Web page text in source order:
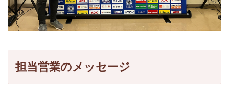
担当営業のメッセージ